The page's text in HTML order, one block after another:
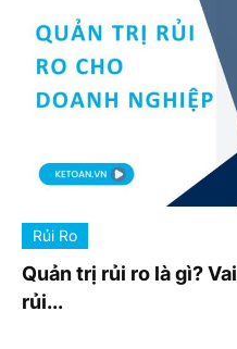
Rủi Ro
Quản trị rủi ro là gì?
rủi...